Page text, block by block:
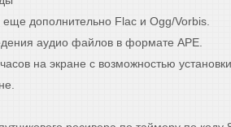
дополнительно Flac и Ogg/Vorbis.
аудио файлов в формате APE.
на экране с возможностью